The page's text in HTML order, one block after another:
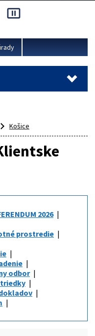
vnútra SR.
pause_presentation
Košice
2026
prostredie
odbor